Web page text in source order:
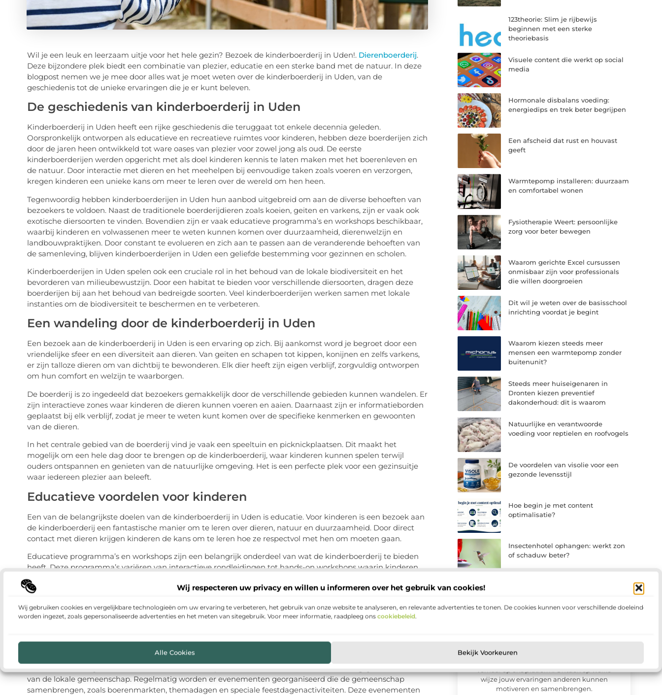
Wij respecteren uw privacy en willen u informeren over het gebruik van cookies!
Wij gebruiken cookies en vergelijkbare technologieën om uw ervaring te verbeteren, het gebruik van onze website te analyseren, en relevante advertenties te tonen. De cookies kunnen voor verschillende doeleinden
worden ingezet, zoals gepersonaliseerde advertenties en het meten van sitegebruik. Voor meer informatie, raadpleeg ons cookiebeleid.
Alle Cookies Bekijk Voorkeuren
Wil je een leuk en leerzaam uitje voor het hele gezin? Bezoek de kinderboerderij in Uden!. Dierenboerderij.
Deze bijzondere plek biedt een combinatie van plezier, educatie en een sterke band met de natuur. In deze
blogpost nemen we je mee door alles wat je moet weten over de kinderboerderij in Uden, van de
geschiedenis tot de unieke ervaringen die je er kunt beleven.
De geschiedenis van kinderboerderij in Uden
Kinderboerderij in Uden heeft een rijke geschiedenis die teruggaat tot enkele decennia geleden.
Oorspronkelijk ontworpen als educatieve en recreatieve ruimtes voor kinderen, hebben deze boerderijen zich
door de jaren heen ontwikkeld tot ware oases van plezier voor zowel jong als oud. De eerste
kinderboerderijen werden opgericht met als doel kinderen kennis te laten maken met het boerenleven en
de natuur. Door interactie met dieren en het meehelpen bij eenvoudige taken zoals voeren en verzorgen,
kregen kinderen een unieke kans om meer te leren over de wereld om hen heen.
Tegenwoordig hebben kinderboerderijen in Uden hun aanbod uitgebreid om aan de diverse behoeften van
bezoekers te voldoen. Naast de traditionele boerderijdieren zoals koeien, geiten en varkens, zijn er vaak ook
exotische diersoorten te vinden. Bovendien zijn er vaak educatieve programma’s en workshops beschikbaar,
waarbij kinderen en volwassenen meer te weten kunnen komen over duurzaamheid, dierenwelzijn en
landbouwpraktijken. Door constant te evolueren en zich aan te passen aan de veranderende behoeften van
de samenleving, blijven kinderboerderijen in Uden een geliefde bestemming voor gezinnen en scholen.
Kinderboerderijen in Uden spelen ook een cruciale rol in het behoud van de lokale biodiversiteit en het
bevorderen van milieubewustzijn. Door een habitat te bieden voor verschillende diersoorten, dragen deze
boerderijen bij aan het behoud van bedreigde soorten. Veel kinderboerderijen werken samen met lokale
instanties om de biodiversiteit te beschermen en te verbeteren.
Een wandeling door de kinderboerderij in Uden
Een bezoek aan de kinderboerderij in Uden is een ervaring op zich. Bij aankomst word je begroet door een
vriendelijke sfeer en een diversiteit aan dieren. Van geiten en schapen tot kippen, konijnen en zelfs varkens,
er zijn talloze dieren om van dichtbij te bewonderen. Elk dier heeft zijn eigen verblijf, zorgvuldig ontworpen
om hun comfort en welzijn te waarborgen.
De boerderij is zo ingedeeld dat bezoekers gemakkelijk door de verschillende gebieden kunnen wandelen. Er
zijn interactieve zones waar kinderen de dieren kunnen voeren en aaien. Daarnaast zijn er informatieborden
geplaatst bij elk verblijf, zodat je meer te weten kunt komen over de specifieke kenmerken en gewoonten
van de dieren.
In het centrale gebied van de boerderij vind je vaak een speeltuin en picknickplaatsen. Dit maakt het
mogelijk om een hele dag door te brengen op de kinderboerderij, waar kinderen kunnen spelen terwijl
ouders ontspannen en genieten van de natuurlijke omgeving. Het is een perfecte plek voor een gezinsuitje
waar iedereen plezier aan beleeft.
Educatieve voordelen voor kinderen
Een van de belangrijkste doelen van de kinderboerderij in Uden is educatie. Voor kinderen is een bezoek aan
de kinderboerderij een fantastische manier om te leren over dieren, natuur en duurzaamheid. Door direct
contact met dieren krijgen kinderen de kans om te leren hoe ze respectvol met hen om moeten gaan.
Educatieve programma’s en workshops zijn een belangrijk onderdeel van wat de kinderboerderij te bieden
heeft. Deze programma’s variëren van interactieve rondleidingen tot hands-on workshops waarin kinderen
leren over dierenverzorging, landbouwpraktijken en milieubehoud.
Scholen en educatieve instellingen maken vaak gebruik van de faciliteiten van de kinderboerderij, omdat het
een uitstekende aanvulling is op het formele onderwijs. Door de praktische ervaringen die kinderen op de
kinderboerderij opdoen, ontwikkelen ze een dieper begrip van complexe onderwerpen zoals ecologie en
Betrokkenheid van de gemeenschap en evenementen
De kinderboerderij in Uden is meer dan alleen een plek om dieren te zien; het is een belangrijk onderdeel
van de lokale gemeenschap. Regelmatig worden er evenementen georganiseerd die de gemeenschap
samenbrengen, zoals boerenmarkten, themadagen en speciale feestdagenactiviteiten. Deze evenementen
123theorie: Slim je rijbewijs
beginnen met een sterke
theoriebasis
Visuele content die werkt op social
media
Hormonale disbalans voeding:
energiedips en trek beter begrijpen
Een afscheid dat rust en houvast
geeft
Warmtepomp installeren: duurzaam
en comfortabel wonen
Fysiotherapie Weert: persoonlijke
zorg voor beter bewegen
Waarom gerichte Excel cursussen
onmisbaar zijn voor professionals
die willen doorgroeien
Dit wil je weten over de basisschool
inrichting voordat je begint
Waarom kiezen steeds meer
mensen een warmtepomp zonder
buitenunit?
Steeds meer huiseigenaren in
Dronten kiezen preventief
dakonderhoud: dit is waarom
Natuurlijke en verantwoorde
voeding voor reptielen en roofvogels
De voordelen van visolie voor een
gezonde levensstijl
Hoe begin je met content
optimalisatie?
Insectenhotel ophangen: werkt zon
of schaduw beter?
Meld u vandaag aan en sluit u
aan bij ons platform
verhaal op ons platform. Ontdek op welke
wijze jouw ervaringen anderen kunnen
motiveren en samenbrengen.